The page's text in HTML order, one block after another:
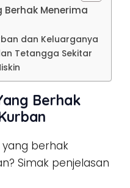
Menerima
dan Keluarganya
Tetangga Sekitar
Berhak
yang berhak
Simak penjelasan